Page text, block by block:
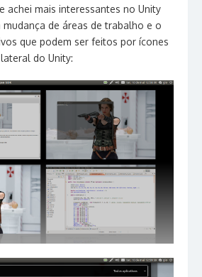
achei mais interessantes no Unity
de áreas de trabalho e o
que podem ser feitos por ícones
do Unity: